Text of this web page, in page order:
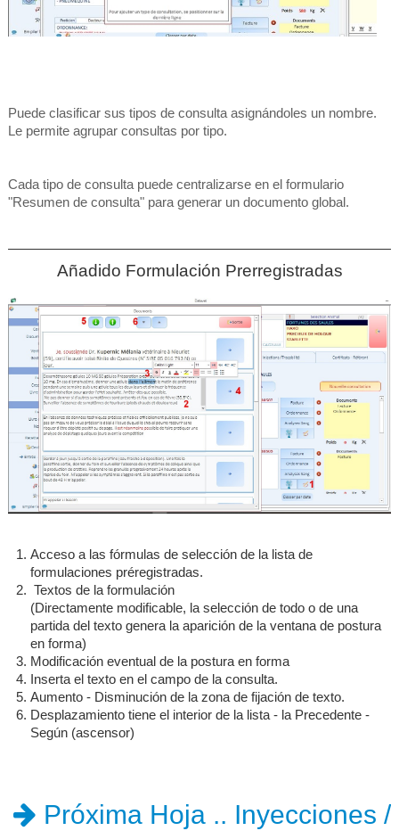
Puede clasificar sus tipos de consulta asignándoles un nombre.
Le permite agrupar consultas por tipo.
Cada tipo de consulta puede centralizarse en el formulario
"Resumen de consulta" para generar un documento global.
Añadido Formulación Prerregistradas
Acceso a las fórmulas de selección de la lista de
formulaciones préregistradas.
Textos de la formulación
(Directamente modificable, la selección de todo o de una
partida del texto genera la aparición de la ventana de postura
en forma)
Modificación eventual de la postura en forma
Inserta el texto en el campo de la consulta.
Aumento - Disminución de la zona de fijación de texto.
Desplazamiento tiene el interior de la lista - la Precedente -
Según (ascensor)
Próxima Hoja .. Inyecciones /